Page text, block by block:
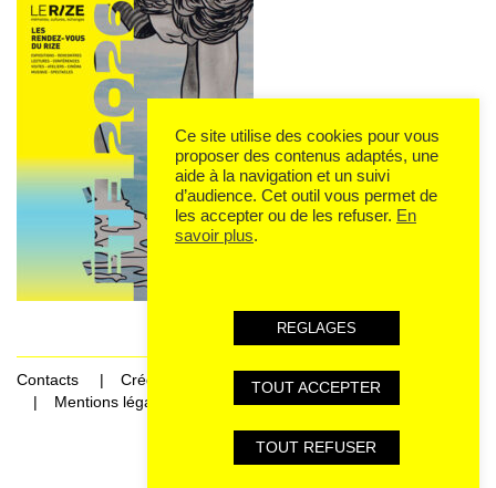
Contacts
Crédits
Mentions légales et données personnelles
Ce site utilise des cookies pour vous
proposer des contenus adaptés, une
aide à la navigation et un suivi
d’audience. Cet outil vous permet de
les accepter ou de les refuser. En
savoir plus.
REGLAGES
TOUT ACCEPTER
TOUT REFUSER